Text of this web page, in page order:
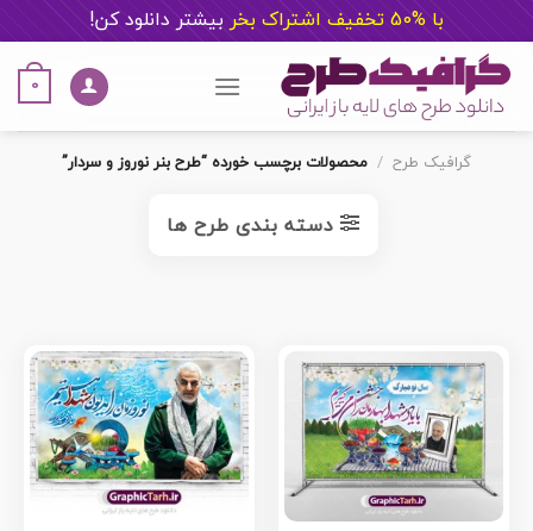
با %50 تخفیف اشتراک بخر بیشتر دانلود کن!
content
0
گرافیک طرح / محصولات برچسب خورده “طرح بنر نوروز و سردار”
دسته بندی طرح ها